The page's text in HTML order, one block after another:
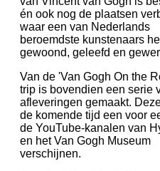
én ook nog de plaatsen
waar een van Nederlands
beroemdste kunstenaars
gewoond, geleefd en
Van de 'Van Gogh On the
trip is bovendien een serie
afleveringen gemaakt.
de komende tijd een voor
de YouTube-kanalen van
en het Van Gogh Museum
verschijnen.